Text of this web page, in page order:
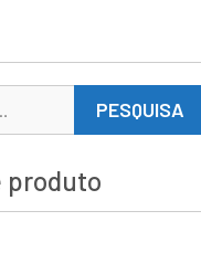
PESQUISA
produto